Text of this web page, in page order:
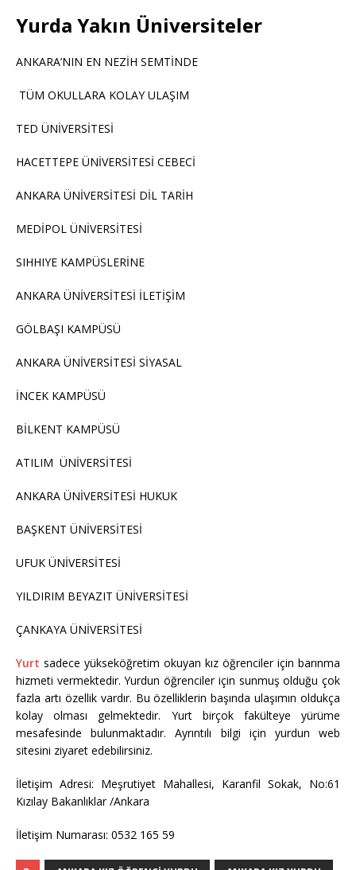
Yurda Yakın Üniversiteler
ANKARA’NIN EN NEZİH SEMTİNDE
TÜM OKULLARA KOLAY ULAŞIM
TED ÜNİVERSİTESİ
HACETTEPE ÜNİVERSİTESİ CEBECİ
ANKARA ÜNİVERSİTESİ DİL TARİH
MEDİPOL ÜNİVERSİTESİ
SIHHIYE KAMPÜSLERİNE
ANKARA ÜNİVERSİTESİ İLETİŞİM
GÖLBAŞI KAMPÜSÜ
ANKARA ÜNİVERSİTESİ SİYASAL
İNCEK KAMPÜSÜ
BİLKENT KAMPÜSÜ
ATILIM ÜNİVERSİTESİ
ANKARA ÜNİVERSİTESİ HUKUK
BAŞKENT ÜNİVERSİTESİ
UFUK ÜNİVERSİTESİ
YILDIRIM BEYAZIT ÜNİVERSİTESİ
ÇANKAYA ÜNİVERSİTESİ
Yurt sadece yükseköğretim okuyan kız öğrenciler için barınma
hizmeti vermektedir. Yurdun öğrenciler için sunmuş olduğu çok
fazla artı özellik vardır. Bu özelliklerin başında ulaşımın oldukça
kolay olması gelmektedir. Yurt birçok fakülteye yürüme
mesafesinde bulunmaktadır. Ayrıntılı bilgi için yurdun web
sitesini ziyaret edebilirsiniz.
İletişim Adresi: Meşrutiyet Mahallesi, Karanfil Sokak, No:61
Kızılay Bakanlıklar /Ankara
İletişim Numarası: 0532 165 59